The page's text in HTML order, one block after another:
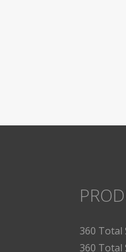
360 Total
360 Total